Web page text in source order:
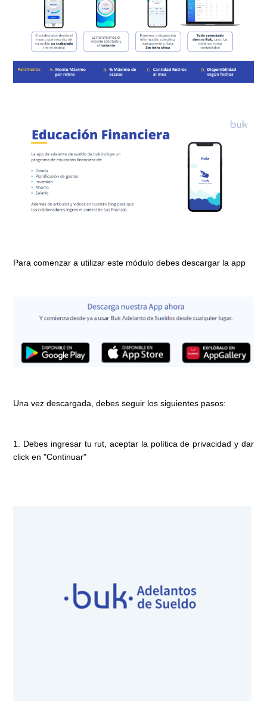
Para comenzar a utilizar este módulo debes descargar la app
Una vez descargada, debes seguir los siguientes pasos:
1. Debes ingresar tu rut, aceptar la política de privacidad y dar
click en "Continuar"